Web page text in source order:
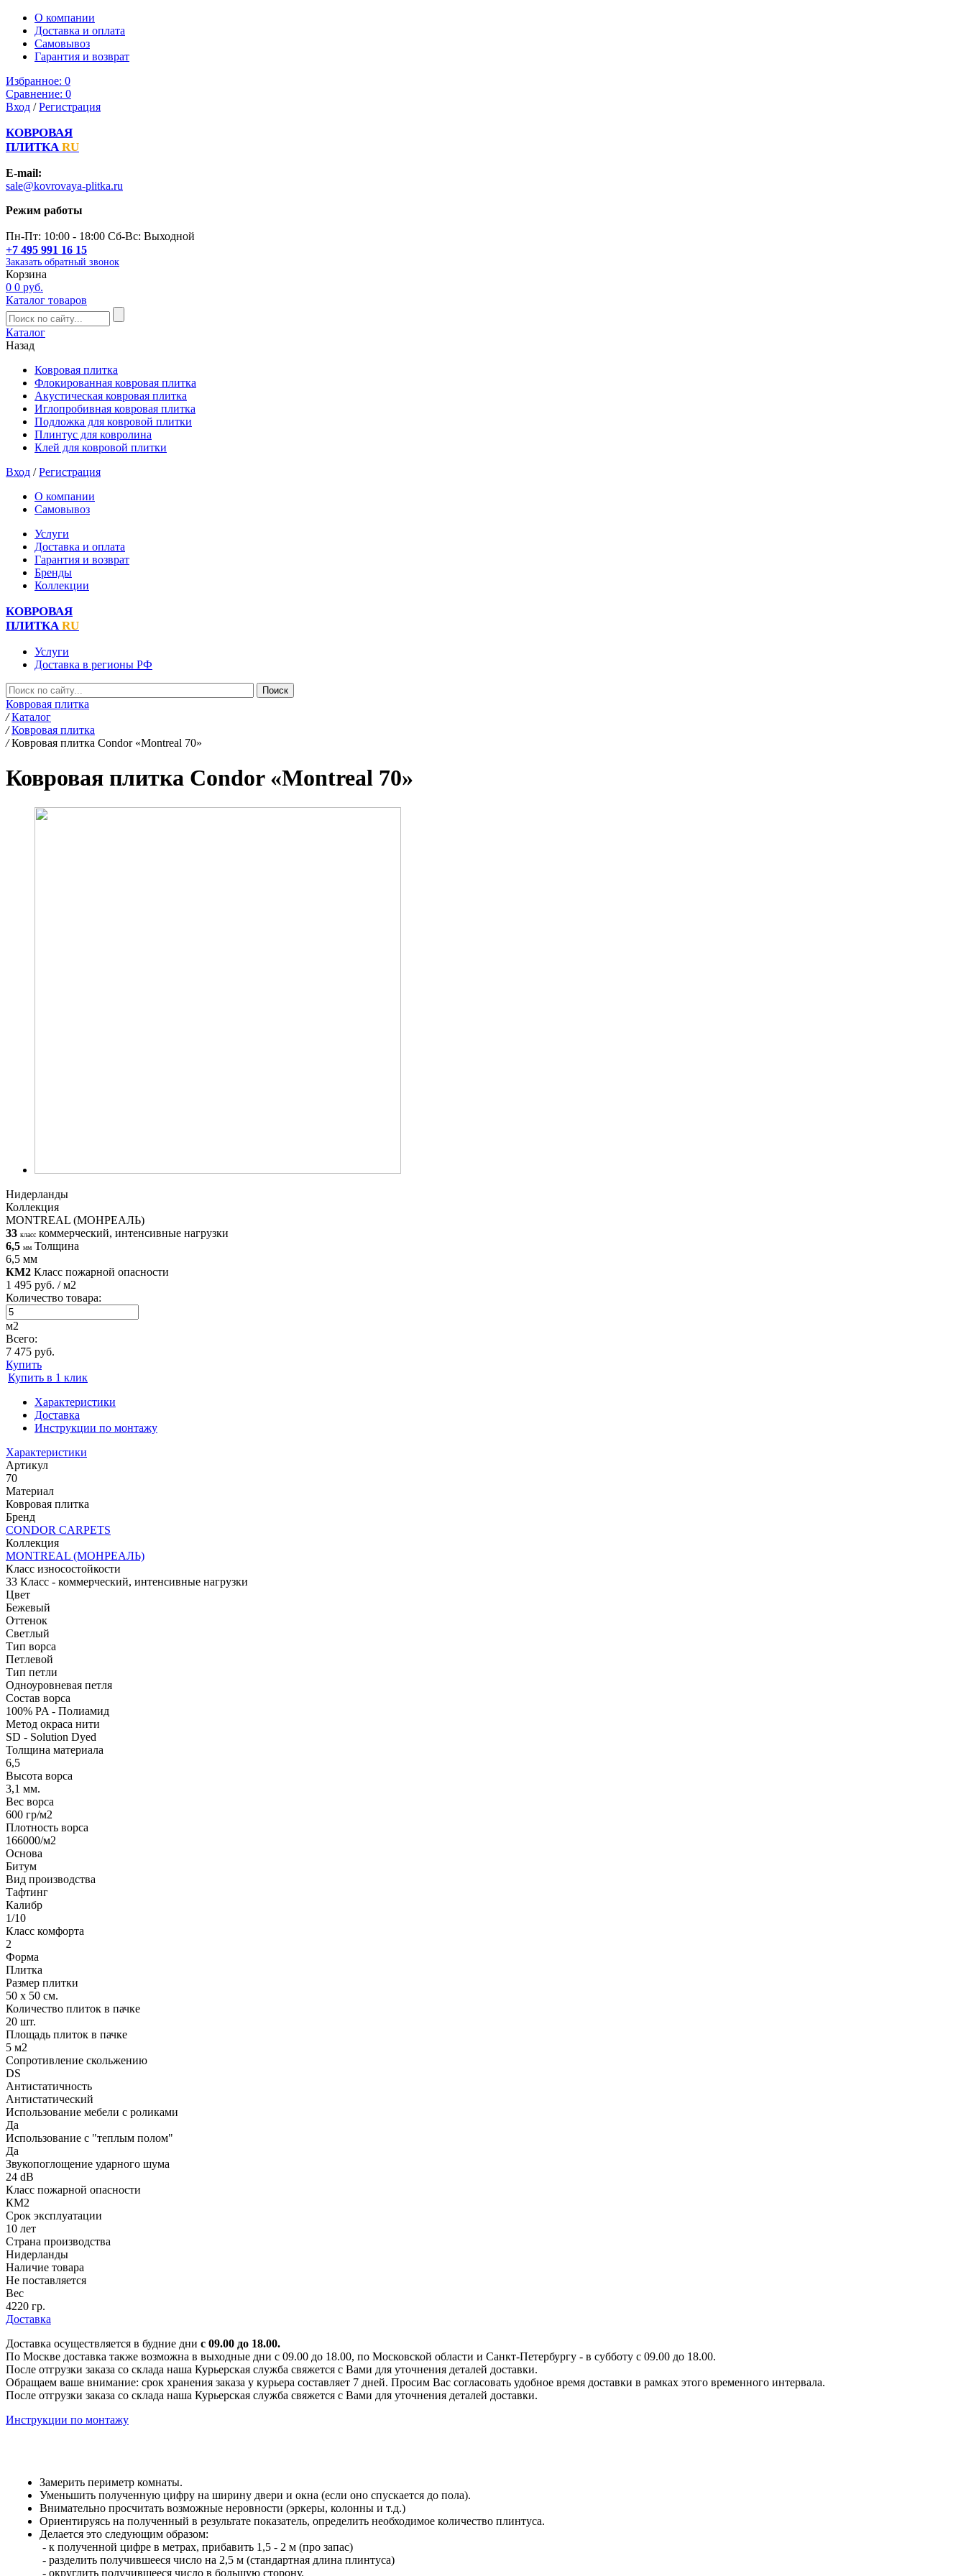
О компании
Доставка и оплата
Самовывоз
Гарантия и возврат
Избранное: 0
Сравнение: 0
Вход /Регистрация
КОВРОВАЯ
ПЛИТКА RU
E-mail:
sale@kovrovaya-plitka.ru
Режим работы
Пн-Пт: 10:00 - 18:00 Сб-Вс: Выходной
+7 495 991 16 15
Заказать обратный звонок
Корзина
0 0 руб.
Каталог товаров
Каталог
Назад
Ковровая плитка
Флокированная ковровая плитка
Акустическая ковровая плитка
Иглопробивная ковровая плитка
Подложка для ковровой плитки
Плинтус для ковролина
Клей для ковровой плитки
Вход /Регистрация
О компании
Самовывоз
Услуги
Доставка и оплата
Гарантия и возврат
Бренды
Коллекции
КОВРОВАЯ
ПЛИТКА RU
Услуги
Доставка в регионы РФ
Ковровая плитка
/ Каталог
/ Ковровая плитка
/ Ковровая плитка Condor «Montreal 70»
Ковровая плитка Condor «Montreal 70»
Нидерланды
Коллекция
MONTREAL (МОНРЕАЛЬ)
33 класс коммерческий, интенсивные нагрузки
6,5 мм Толщина
6,5 мм
КМ2 Класс пожарной опасности
1 495 руб. / м2
Количество товара:
м2
Всего:
7 475 руб.
Купить
Купить в 1 клик
Характеристики
Доставка
Инструкции по монтажу
Характеристики
Артикул
70
Материал
Ковровая плитка
Бренд
CONDOR CARPETS
Коллекция
MONTREAL (МОНРЕАЛЬ)
Класс износостойкости
33 Класс - коммерческий, интенсивные нагрузки
Цвет
Бежевый
Оттенок
Светлый
Тип ворса
Петлевой
Тип петли
Одноуровневая петля
Состав ворса
100% PA - Полиамид
Метод окраса нити
SD - Solution Dyed
Толщина материала
6,5
Высота ворса
3,1 мм.
Вес ворса
600 гр/м2
Плотность ворса
166000/м2
Основа
Битум
Вид производства
Тафтинг
Калибр
1/10
Класс комфорта
2
Форма
Плитка
Размер плитки
50 х 50 см.
Количество плиток в пачке
20 шт.
Площадь плиток в пачке
5 м2
Сопротивление скольжению
DS
Антистатичность
Антистатический
Использование мебели с роликами
Да
Использование с "теплым полом"
Да
Звукопоглощение ударного шума
24 dB
Класс пожарной опасности
КМ2
Срок эксплуатации
10 лет
Страна производства
Нидерланды
Наличие товара
Не поставляется
Вес
4220 гр.
Доставка
Доставка осуществляется в будние дни с 09.00 до 18.00.
По Москве доставка также возможна в выходные дни с 09.00 до 18.00, по Московской области и Санкт-Петербургу - в субботу с 09.00 до 18.00.
После отгрузки заказа со склада наша Курьерская служба свяжется с Вами для уточнения деталей доставки.
Обращаем ваше внимание: срок хранения заказа у курьера составляет 7 дней. Просим Вас согласовать удобное время доставки в рамках этого временного интервала.
После отгрузки заказа со склада наша Курьерская служба свяжется с Вами для уточнения деталей доставки.
Инструкции по монтажу
Замерить периметр комнаты.
Уменьшить полученную цифру на ширину двери и окна (если оно спускается до пола).
Внимательно просчитать возможные неровности (эркеры, колонны и т.д.)
Ориентируясь на полученный в результате показатель, определить необходимое количество плинтуса.
Делается это следующим образом:
- к полученной цифре в метрах, прибавить 1,5 - 2 м (про запас)
- разделить получившееся число на 2,5 м (стандартная длина плинтуса)
- округлить получившееся число в большую сторону.